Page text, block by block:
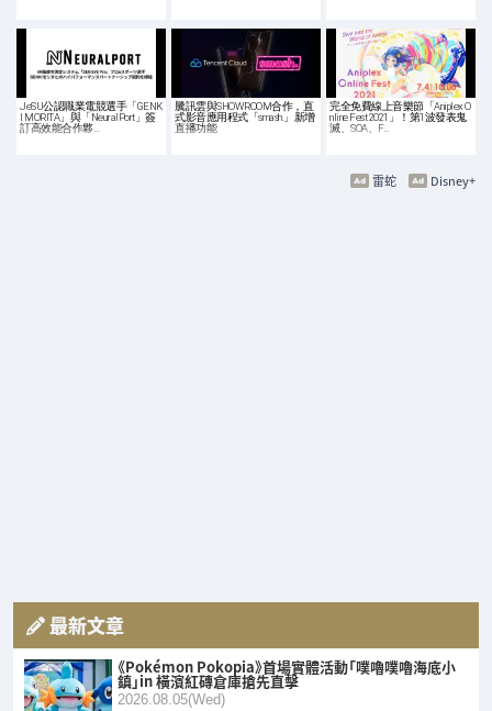
JeSU公認職業電競選手「GENK
I MORITA」與「NeuralPort」簽
訂高效能合作夥…
騰訊雲與SHOWROOM合作，直
式影音應用程式「smash.」新增
直播功能
完全免費線上音樂節「Aniplex O
nline Fest 2021」！第1波發表鬼
滅、SOA、F…
Disney+
雷蛇
最新文章
《Pokémon Pokopia》首場實體活動「噗嚕噗嚕海底小
鎮」in 橫濱紅磚倉庫搶先直擊
2026.08.05(Wed)